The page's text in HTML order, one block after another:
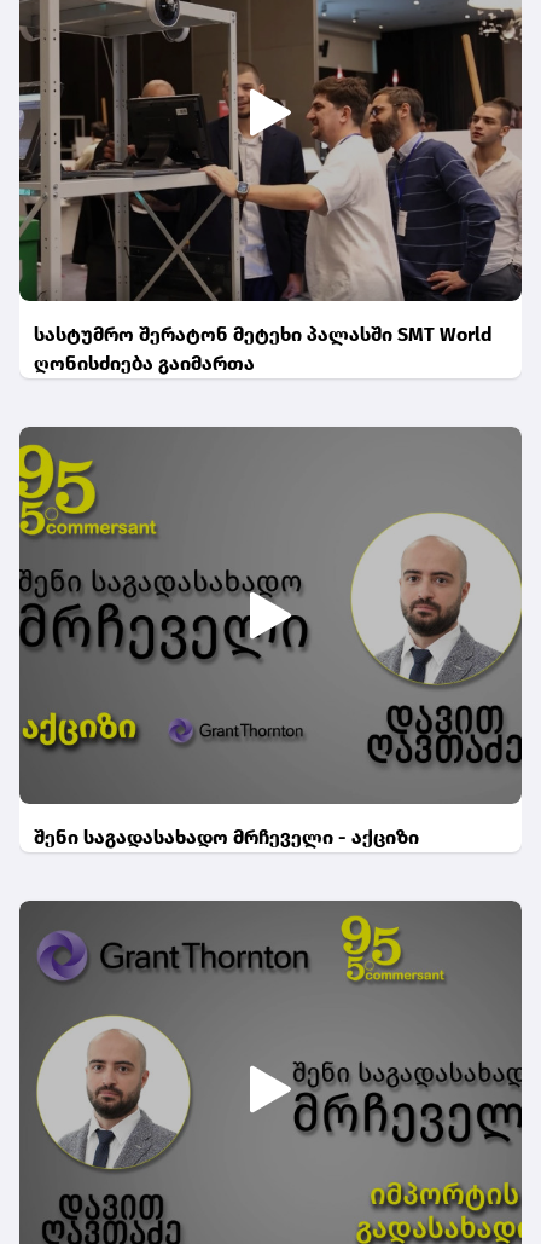
სასტუმრო შერატონ მეტეხი პალასში SMT World
ღონისძიება გაიმართა
შენი საგადასახადო მრჩეველი - აქციზი